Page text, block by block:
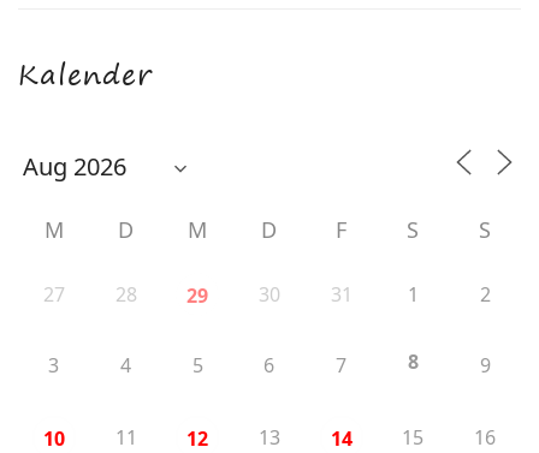
Kalender
M D M D F S S
27 28 29 30 31 1 2
3 4 5 6 7 8 9
10 11 12 13 14 15 16